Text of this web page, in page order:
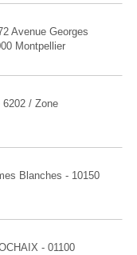
Avenue Georges
Montpellier
/ Zone
Blanches - 10150
- 01100